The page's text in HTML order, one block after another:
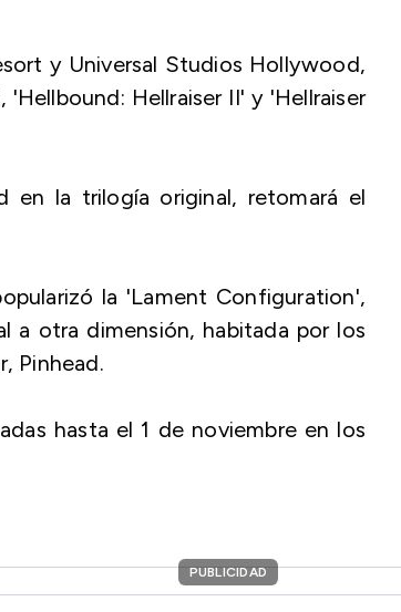
y Universal Studios Hollywood,
'Hellbound: Hellraiser II' y 'Hellraiser
en la trilogía original, retomará el
la 'Lament Configuration',
a otra dimensión, habitada por los
Pinhead.
hasta el 1 de noviembre en los
PUBLICIDAD